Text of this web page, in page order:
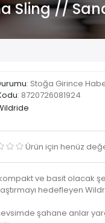
Sling //
: Stoğa Girince
: 8720726081924
Ürün için henüz
ve basit olacak
hedefleyen
şahane anlar